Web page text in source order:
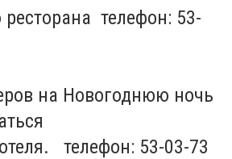
телефон: 53-
на Новогоднюю ночь
телефон: 53-03-73